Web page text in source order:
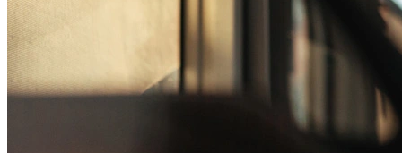
Passo 1/2
Institucional
Canal de Ética
Código Corporativo de Conduta Ética
Educação Financeira